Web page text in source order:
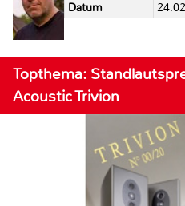
Datum
Topthema:
Acoustic Trivion